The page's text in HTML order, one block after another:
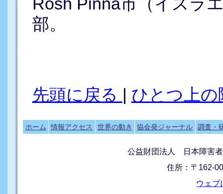
部。
先頭に戻る ひとつ上の
ホーム 情報アクセス 世界の動き 協会発ジャーナル 調査・
公益財団法人 日本障害
住所：〒162-
ウェブ